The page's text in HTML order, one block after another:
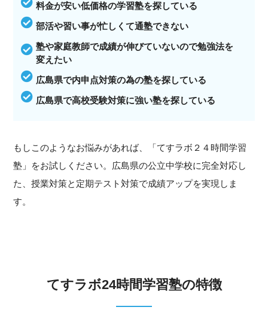
料金が安い低価格の学習塾を探している
部活や習い事が忙しくて通塾できない
塾や家庭教師で成績が伸びていないので勉強法を
変えたい
広島県で内申点対策の為の塾を探している
広島県で高校受験対策に強い塾を探している
もしこのようなお悩みがあれば、「てすラボ２４時間学習
塾」をお試しください。広島県の公立中学校に完全対応し
た、授業対策と定期テスト対策で成績アップを実現しま
す。
てすラボ24時間学習塾の特徴